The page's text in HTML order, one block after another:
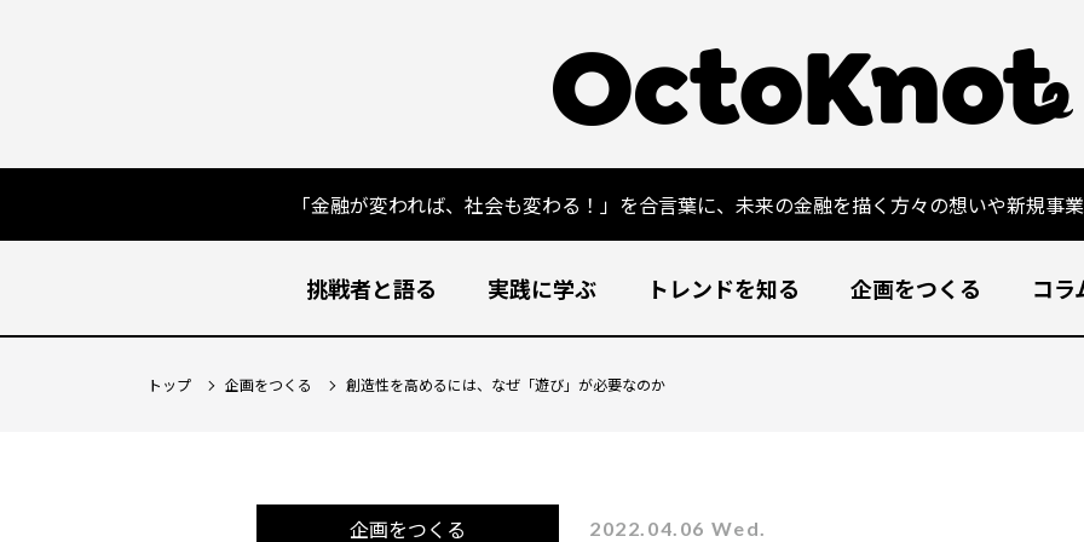
挑戦者と語る 実践に学ぶ トレンドを知る 企画をつくる コラ
「金融が変われば、社会も変わる！」を合言葉に、未来の金融を描く方々の想いや新規事
トップ 企画をつくる 創造性を高めるには、なぜ「遊び」が必要なのか
企画をつくる 2022.04.06 Wed.